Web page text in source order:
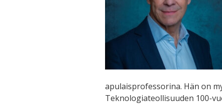
apulaisprofessorina. Hän on
Teknologiateollisuuden 100-